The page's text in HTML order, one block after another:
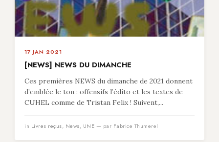
17 JAN 2021
[NEWS] NEWS DU DIMANCHE
Ces premières NEWS du dimanche de 2021 donnent
d’emblée le ton : offensifs l’édito et les textes de
CUHEL comme de Tristan Felix ! Suivent,...
in Livres reçus, News, UNE — par Fabrice Thumerel